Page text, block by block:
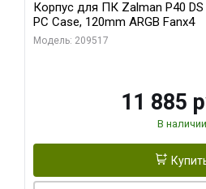
Корпус для ПК Zalman P40
PC Case, 120mm ARGB Fanx4
Модель: 209517
11 885
В наличии